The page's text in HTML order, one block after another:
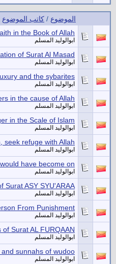
الموضوع / كاتب الموضوع
in the Book of Allah
ابوالوليد المسلم
of Surat Al Masad
ابوالوليد المسلم
and the sybarites
ابوالوليد المسلم
in the cause of Allah
ابوالوليد المسلم
in the Scale of Islam
ابوالوليد المسلم
seek refuge with Allah
ابوالوليد المسلم
have become on
ابوالوليد المسلم
Surat ASY SYU'ARAA'
ابوالوليد المسلم
From Punishment?
ابوالوليد المسلم
Surat AL FURQAAN
ابوالوليد المسلم
sunnahs of wudoo
ابوالوليد المسلم